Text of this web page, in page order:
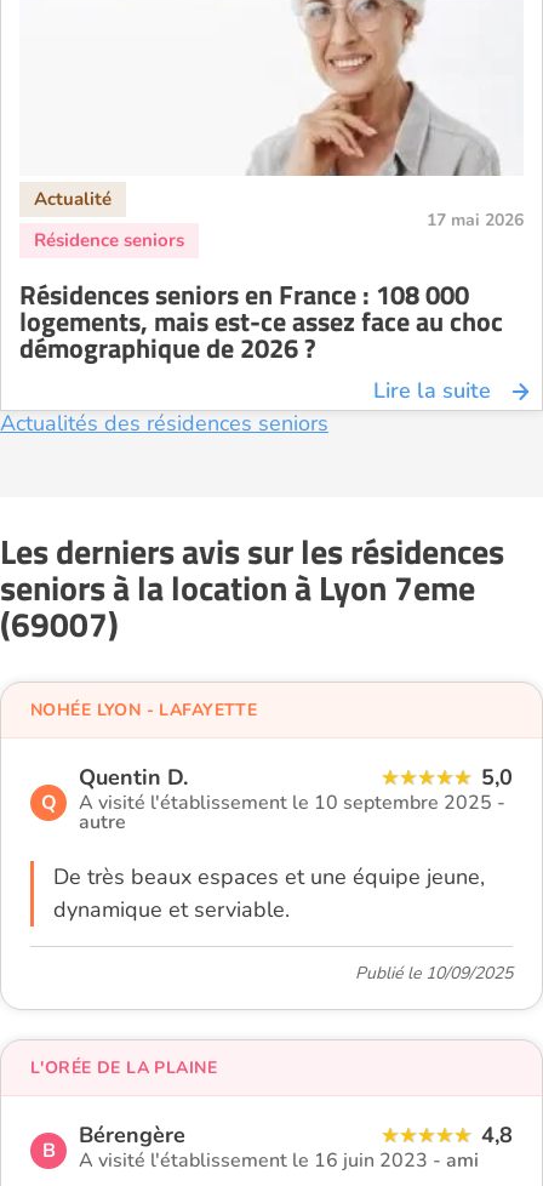
17 mai 2026
Résidences seniors en France : 108 000
logements, mais est-ce assez face au choc
démographique de 2026 ?
Lire la suite
Actualités des résidences seniors
Les derniers avis sur les résidences
seniors à la location à Lyon 7eme
(69007)
Q
Quentin D. 5,0
A visité l'établissement le 10 septembre 2025 -
autre
De très beaux espaces et une équipe jeune,
dynamique et serviable.
NOHÉE LYON - LAFAYETTE
Publié le 10/09/2025
B
Bérengère 4,8
A visité l'établissement le 16 juin 2023 - ami
L'ORÉE DE LA PLAINE